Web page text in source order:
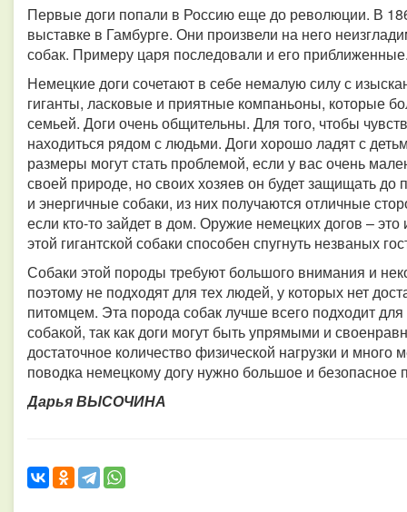
Первые доги попали в Россию еще до революции. В
выставке в Гамбурге. Они произвели на него
собак. Примеру царя последовали и его
Немецкие доги сочетают в себе немалую силу с
гиганты, ласковые и приятные компаньоны, которые
семьей. Доги очень общительны. Для того, чтобы
находиться рядом с людьми. Доги хорошо ладят с
размеры могут стать проблемой, если у вас очень
своей природе, но своих хозяев он будет защищать
и энергичные собаки, из них получаются отличные
если кто-то зайдет в дом. Оружие немецких догов –
этой гигантской собаки способен спугнуть незваных
Собаки этой породы требуют большого внимания и
поэтому не подходят для тех людей, у которых нет
питомцем. Эта порода собак лучше всего подходит
собакой, так как доги могут быть упрямыми и
достаточное количество физической нагрузки и много
поводка немецкому догу нужно большое и безопасное
Дарья ВЫСОЧИНА